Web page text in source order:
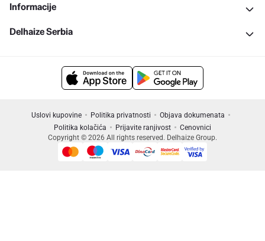
Informacije
Delhaize Serbia
Uslovi kupovine Politika privatnosti
Objava dokumenata
Politika kolačića
Prijavite ranjivost
Cenovnici
Copyright © 2026 All rights reserved. Delhaize Group.